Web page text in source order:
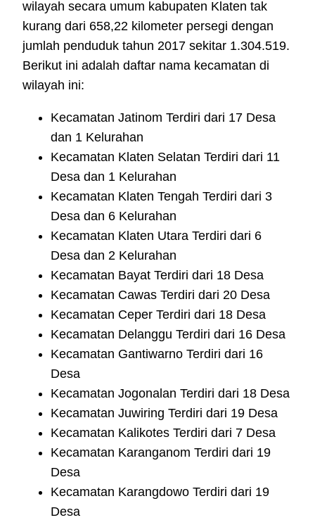
wilayah secara umum kabupaten Klaten tak
kurang dari 658,22 kilometer persegi dengan
jumlah penduduk tahun 2017 sekitar 1.304.519.
Berikut ini adalah daftar nama kecamatan di
wilayah ini:
Kecamatan Jatinom Terdiri dari 17 Desa
dan 1 Kelurahan
Kecamatan Klaten Selatan Terdiri dari 11
Desa dan 1 Kelurahan
Kecamatan Klaten Tengah Terdiri dari 3
Desa dan 6 Kelurahan
Kecamatan Klaten Utara Terdiri dari 6
Desa dan 2 Kelurahan
Kecamatan Bayat Terdiri dari 18 Desa
Kecamatan Cawas Terdiri dari 20 Desa
Kecamatan Ceper Terdiri dari 18 Desa
Kecamatan Delanggu Terdiri dari 16 Desa
Kecamatan Gantiwarno Terdiri dari 16
Desa
Kecamatan Jogonalan Terdiri dari 18 Desa
Kecamatan Juwiring Terdiri dari 19 Desa
Kecamatan Kalikotes Terdiri dari 7 Desa
Kecamatan Karanganom Terdiri dari 19
Desa
Kecamatan Karangdowo Terdiri dari 19
Desa